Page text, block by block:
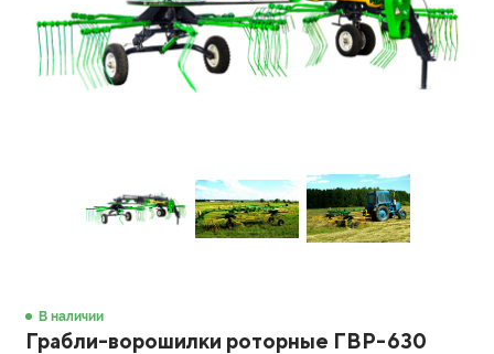
В наличии
Грабли-ворошилки роторные ГВР-630